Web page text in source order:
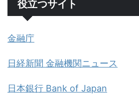
役立つサイト
金融庁
日経新聞 金融機関ニュース
日本銀行 Bank of Japan